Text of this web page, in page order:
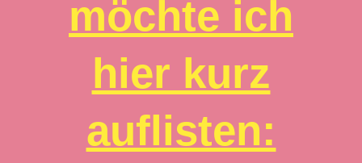
möchte ich
hier kurz
auflisten: